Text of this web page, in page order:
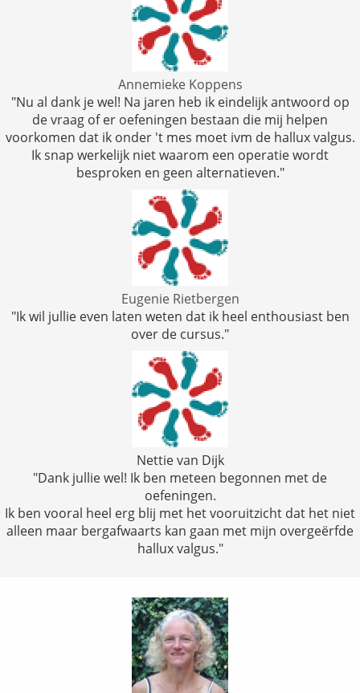
Annemieke Koppens
"Nu al dank je wel! Na jaren heb ik eindelijk antwoord op
de vraag of er oefeningen bestaan die mij helpen
voorkomen dat ik onder 't mes moet ivm de hallux valgus.
Ik snap werkelijk niet waarom een operatie wordt
besproken en geen alternatieven."
Eugenie Rietbergen
"Ik wil jullie even laten weten dat ik heel enthousiast ben
over de cursus."
Nettie van Dijk
"Dank jullie wel! Ik ben meteen begonnen met de
oefeningen.
Ik ben vooral heel erg blij met het vooruitzicht dat het niet
alleen maar bergafwaarts kan gaan met mijn overgeërfde
hallux valgus."